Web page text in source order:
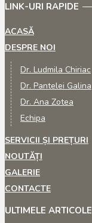
LINK-URI RAPIDE
ACASĂ
DESPRE NOI
Dr. Ludmila Chiriac
Dr. Pantelei Galina
Dr. Ana Zotea
Echipa
SERVICII ȘI PREȚURI
NOUTĂȚI
GALERIE
CONTACTE
ULTIMELE ARTICOLE